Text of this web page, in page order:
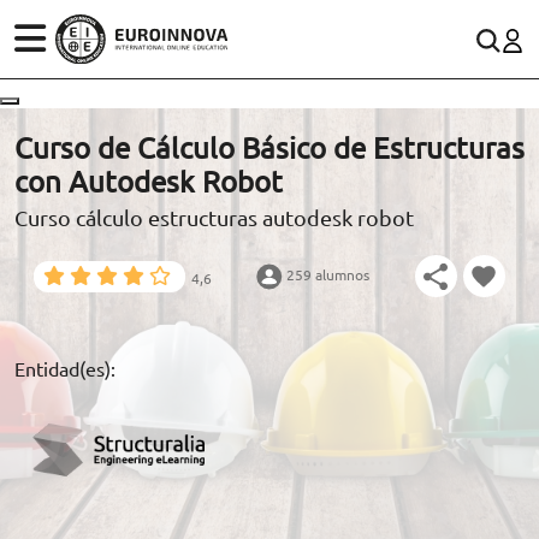
ÁREAS
ESTUDIOS
CONOCE EUROINNOVA
BECAS Y FINANCIACIÓN
RECURSOS EDUCATIVOS
ARTÍCULOS
(+34)958 050 200(gratuito en España)
900 831 200
formacion@euroinnova.com
TRABAJA CON NOSOTROS
Curso de Cálculo Básico de Estructuras
con Autodesk Robot
Curso cálculo estructuras autodesk robot
4,6 259 alumnos
Entidad(es):